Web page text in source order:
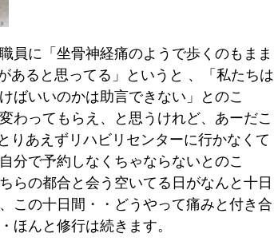
員に「坐骨神経痛のようで歩くのもまま
あると思ってる」というと 、「私たちは
ばいいのかは助言できない」とのこ
わってもらえ、と思うけれど、あーだこ
りあえずリハビリセンターに行かなくて
自分で予約しなくちゃならないとのこ
らの都合と会う空いてる日がなんと十日
この十日間・・どうやって痛みと付き合
ほんと修行は続きます。